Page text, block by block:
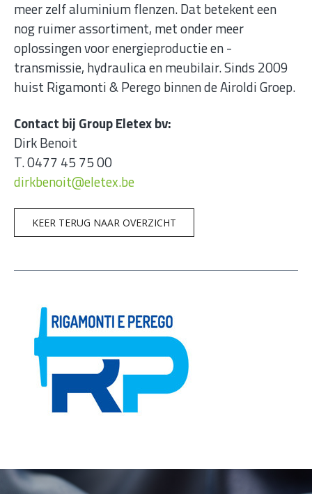
meer zelf aluminium flenzen. Dat betekent een
nog ruimer assortiment, met onder meer
oplossingen voor energieproductie en -
transmissie, hydraulica en meubilair. Sinds 2009
huist Rigamonti & Perego binnen de Airoldi Groep.
Contact bij Group Eletex bv:
Dirk Benoit
T. 0477 45 75 00
dirkbenoit@eletex.be
KEER TERUG NAAR OVERZICHT